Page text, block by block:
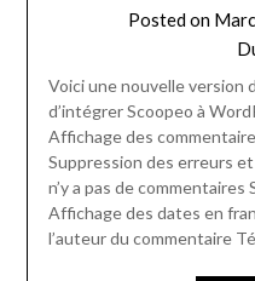
Posted on
Voici une nouvelle version
d’intégrer Scoopeo à
Affichage des
Suppression des erreurs
n’y a pas de
Affichage des dates en
l’auteur du commentaire